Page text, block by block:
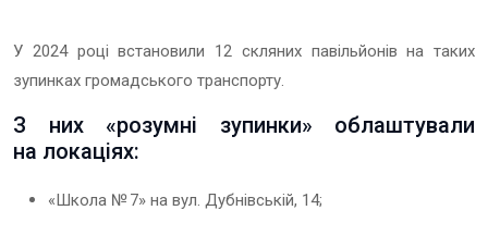
У 2024 році встановили 12 скляних павільйонів на таких
зупинках громадського транспорту.
З них «розумні зупинки» облаштували
на локаціях:
«Школа № 7» на вул. Дубнівській, 14;